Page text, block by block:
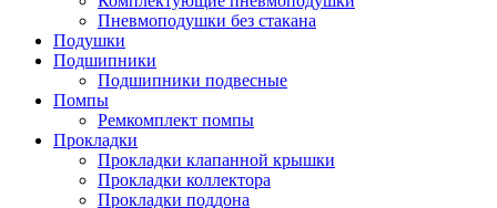
Пневмоподушки без стакана
Подушки
Подшипники
Подшипники подвесные
Помпы
Ремкомплект помпы
Прокладки
Прокладки клапанной крышки
Прокладки коллектора
Прокладки поддона